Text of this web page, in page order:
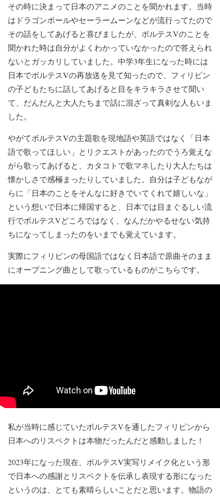
その時に決まって日本のアニメのことを聞かれます。当時
はドラゴンボールやセーラームーンなどが流行ってたので
その話をしてあげると喜びましたが、ボルテスVのことを
聞かれた時は自分がよくわかっていなかったので答えられ
ないとガッカリしていました。中学3年生になった時には
日本でボルテスVの再放送を見て知ったので、フィリピン
の子どもたちに話してあげると目をキラキラさせて聞い
て、だんだんと大人たちまで話に混ざって真剣な人もいま
した。
やがてボルテスVの主題歌を現地語や英語ではなく「日本
語で歌ってほしい」とリクエストがあったのでうろ覚えな
がら歌ってあげると、カタコトで歌マネしたり大人たちは
懐かしさで感極まったりしていました。自分は子どもなが
らに「日本のことをそんなに好きでいてくれて嬉しいな」
という想いで日本に帰国すると、日本では目まぐるしい流
行でボルテスVどころではなく、なんだかやるせない気持
ちになってしまったのをいまでも覚えています。
実際にフィリピンの母国語ではなく日本語で原曲そのまま
にオープニング曲として歌っているものがこちらです。
私が当時に感じていたボルテスVを通したフィリピンから
日本へのリスペクトは本物だったんだと感動しました！
2023年になった現在、ボルテスV実写リメイク化という形
で日本への感謝とリスペクトを伝承し表現する形になった
というのは、とても素晴らしいことだと思います。物語の